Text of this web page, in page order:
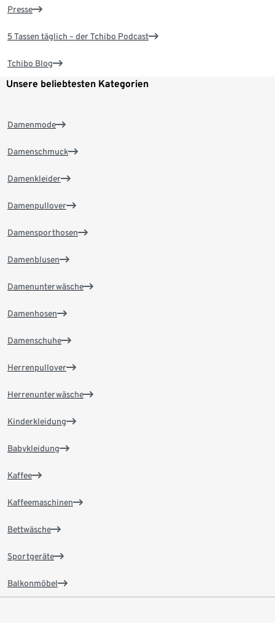
Presse
5 Tassen täglich – der Tchibo Podcast
Tchibo Blog
Unsere beliebtesten Kategorien
Damenmode
Damenschmuck
Damenkleider
Damenpullover
Damensporthosen
Damenblusen
Damenunterwäsche
Damenhosen
Damenschuhe
Herrenpullover
Herrenunterwäsche
Kinderkleidung
Babykleidung
Kaffee
Kaffeemaschinen
Bettwäsche
Sportgeräte
Balkonmöbel